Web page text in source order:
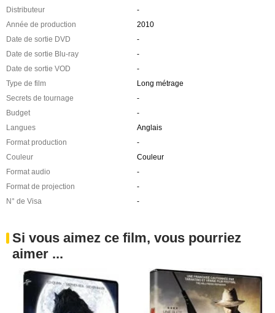
Distributeur
-
Année de production
2010
Date de sortie DVD
-
Date de sortie Blu-ray
-
Date de sortie VOD
-
Type de film
Long métrage
Secrets de tournage
-
Budget
-
Langues
Anglais
Format production
-
Couleur
Couleur
Format audio
-
Format de projection
-
N° de Visa
-
Si vous aimez ce film, vous pourriez
aimer ...